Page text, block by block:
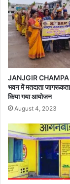
JANJGIR CHAMPA :
भवन में मतदाता
किया गया आयोजन
August 4, 2023